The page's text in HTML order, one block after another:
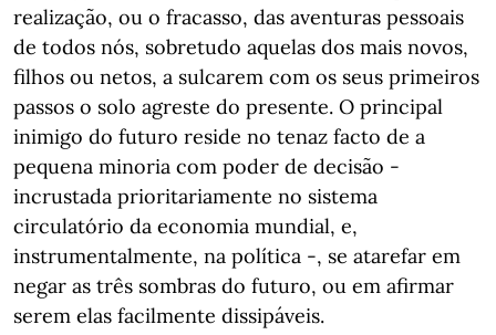
realização, ou o fracasso, das aventuras pessoais
de todos nós, sobretudo aquelas dos mais novos,
filhos ou netos, a sulcarem com os seus primeiros
passos o solo agreste do presente. O principal
inimigo do futuro reside no tenaz facto de a
pequena minoria com poder de decisão -
incrustada prioritariamente no sistema
circulatório da economia mundial, e,
instrumentalmente, na política -, se atarefar em
negar as três sombras do futuro, ou em afirmar
serem elas facilmente dissipáveis.